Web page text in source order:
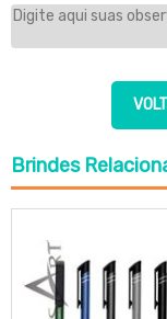
Brindes